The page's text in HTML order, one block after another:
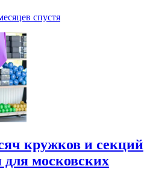
спустя
кружков и секций
московских